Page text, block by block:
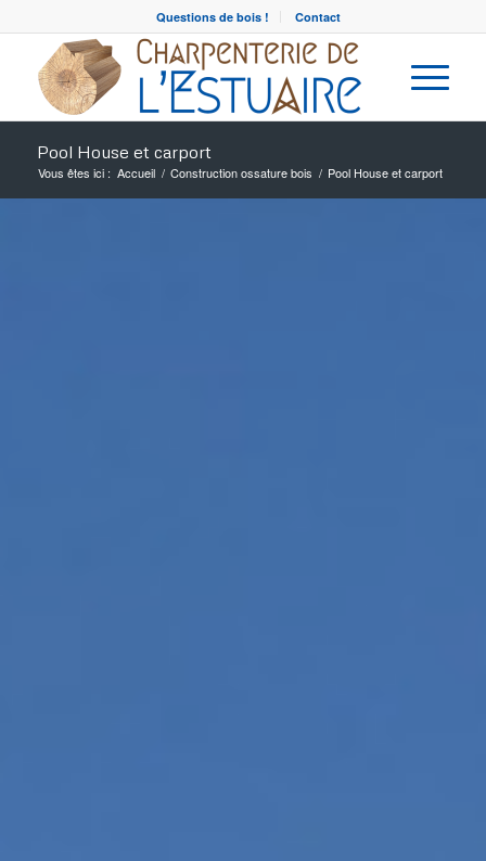
Questions de bois ! Contact
Pool House et carport
Vous êtes ici : Accueil / Construction ossature bois / Pool House et carport